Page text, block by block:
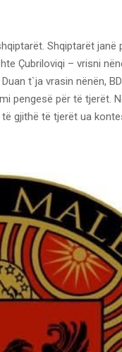
Shqiptarët janë
Çubriloviqi – vrisni
t`ja vrasin nënën,
pengesë për të tjerët.
gjithë të tjerët ua